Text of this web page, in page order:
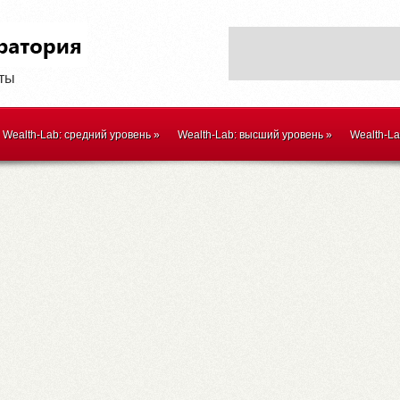
Wealth-Lab: средний уровень» Wealth-Lab: высший уровень» Wealth-